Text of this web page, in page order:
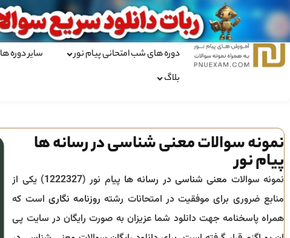
دوره های شب امتحانی پیام نور سایر دوره ها
بلاگ
نمونه سوالات معنی شناسی در رسانه ها
پیام نور
نمونه سوالات معنی شناسی در رسانه ها پیام نور (1222327) یکی از
منابع ضروری برای موفقیت در امتحانات رشته روزنامه نگاری است که
همراه پاسخنامه جهت دانلود شما عزیزان به صورت رایگان در سایت پی